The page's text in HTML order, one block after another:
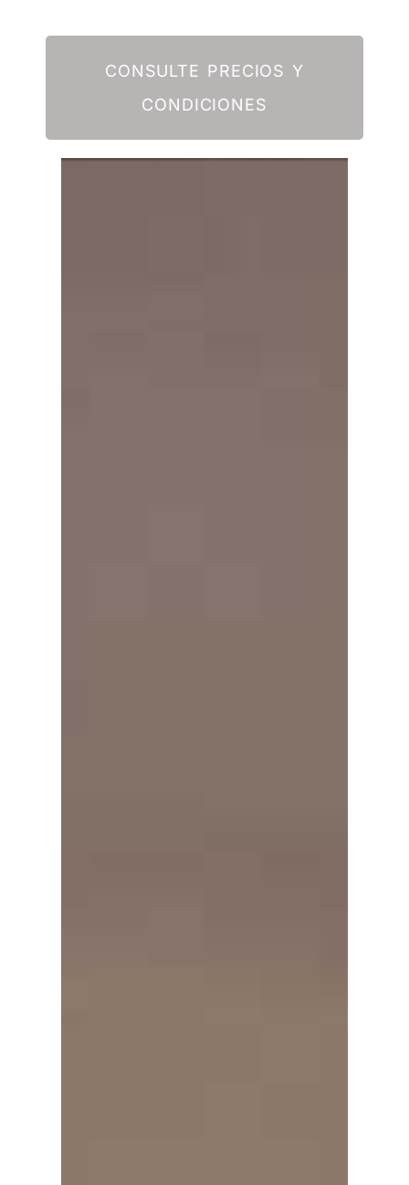
CONSULTE PRECIOS Y
CONDICIONES